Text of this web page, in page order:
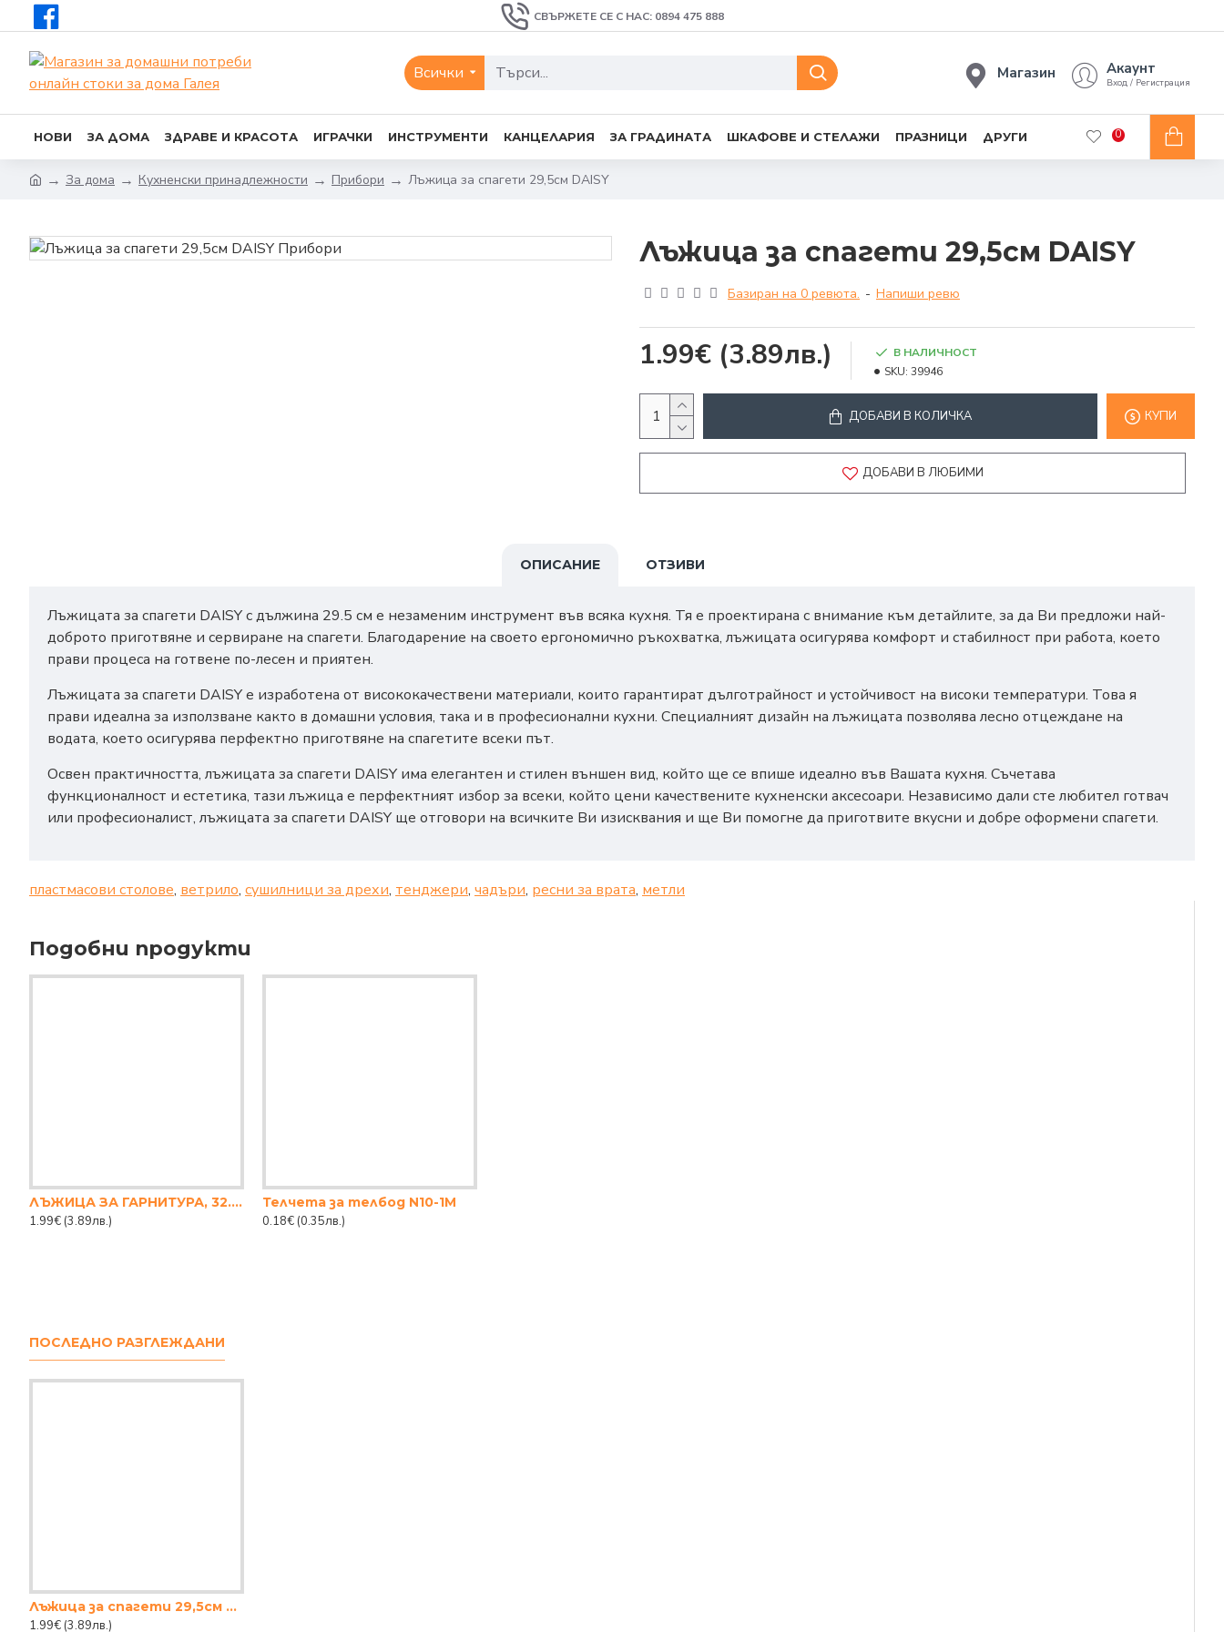
СВЪРЖЕТЕ СЕ С НАС: 0894 475 888
Всички Магазин Акаунт
Вход / Регистрация
НОВИ ЗА ДОМА ЗДРАВЕ И КРАСОТА ИГРАЧКИ ИНСТРУМЕНТИ КАНЦЕЛАРИЯ ЗА ГРАДИНАТА ШКАФОВЕ И СТЕЛАЖИ ПРАЗНИЦИ ДРУГИ 0
За дома Кухненски принадлежности Прибори Лъжица за спагети 29,5см DAISY
Лъжица за спагети 29,5см DAISY
Базиран на 0 ревюта. - Напиши ревю
1.99€ (3.89лв.)
В НАЛИЧНОСТ
SKU: 39946
ДОБАВИ В КОЛИЧКА КУПИ
ДОБАВИ В ЛЮБИМИ
ОПИСАНИЕ ОТЗИВИ
Лъжицата за спагети DAISY с дължина 29.5 см е незаменим инструмент във всяка кухня. Тя е проектирана с внимание към детайлите, за да Ви предложи най-
доброто приготвяне и сервиране на спагети. Благодарение на своето ергономично ръкохватка, лъжицата осигурява комфорт и стабилност при работа, което
прави процеса на готвене по-лесен и приятен.
Лъжицата за спагети DAISY е изработена от висококачествени материали, които гарантират дълготрайност и устойчивост на високи температури. Това я
прави идеална за използване както в домашни условия, така и в професионални кухни. Специалният дизайн на лъжицата позволява лесно отцеждане на
водата, което осигурява перфектно приготвяне на спагетите всеки път.
Освен практичността, лъжицата за спагети DAISY има елегантен и стилен външен вид, който ще се впише идеално във Вашата кухня. Съчетава
функционалност и естетика, тази лъжица е перфектният избор за всеки, който цени качествените кухненски аксесоари. Независимо дали сте любител готвач
или професионалист, лъжицата за спагети DAISY ще отговори на всичките Ви изисквания и ще Ви помогне да приготвите вкусни и добре оформени спагети.
пластмасови столове, ветрило, сушилници за дрехи, тенджери, чадъри, ресни за врата, метли
Подобни продукти
ЛЪЖИЦА ЗА ГАРНИТУРА, 32.5СМ. DAISY
1.99€ (3.89лв.)
Телчета за телбод N10-1M
0.18€ (0.35лв.)
ПОСЛЕДНО РАЗГЛЕЖДАНИ
Лъжица за спагети 29,5см DAISY
1.99€ (3.89лв.)